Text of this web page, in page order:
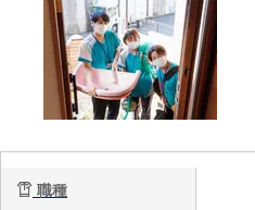
職種